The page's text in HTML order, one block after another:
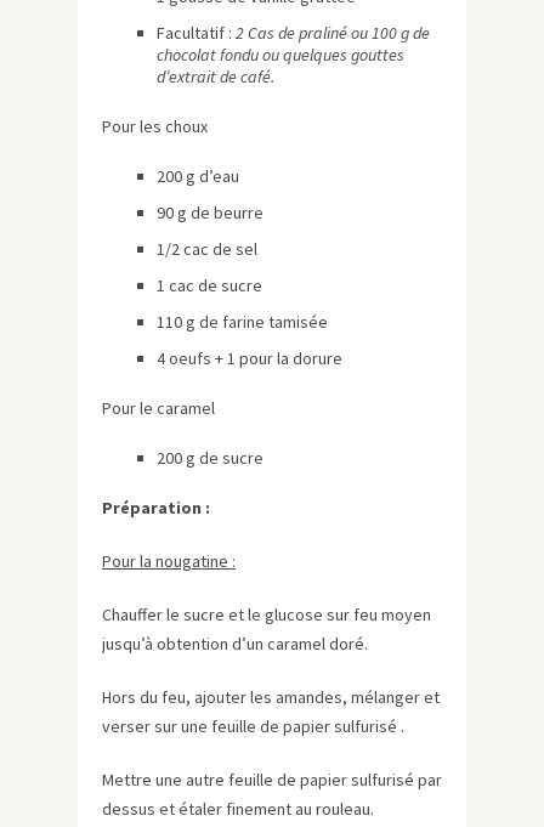
Facultatif : 2 Cas de praliné ou 100 g de
chocolat fondu ou quelques gouttes
d’extrait de café.
Pour les choux
200 g d’eau
90 g de beurre
1/2 cac de sel
1 cac de sucre
110 g de farine tamisée
4 oeufs + 1 pour la dorure
Pour le caramel
200 g de sucre
Préparation :
Pour la nougatine :
Chauffer le sucre et le glucose sur feu moyen
jusqu’à obtention d’un caramel doré.
Hors du feu, ajouter les amandes, mélanger et
verser sur une feuille de papier sulfurisé .
Mettre une autre feuille de papier sulfurisé par
dessus et étaler finement au rouleau.